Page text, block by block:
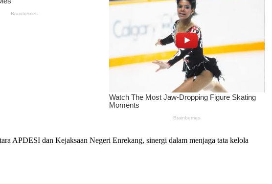
APDESI dan Kejaksaan Negeri Enrekang, sinergi dalam menjaga tata kelola